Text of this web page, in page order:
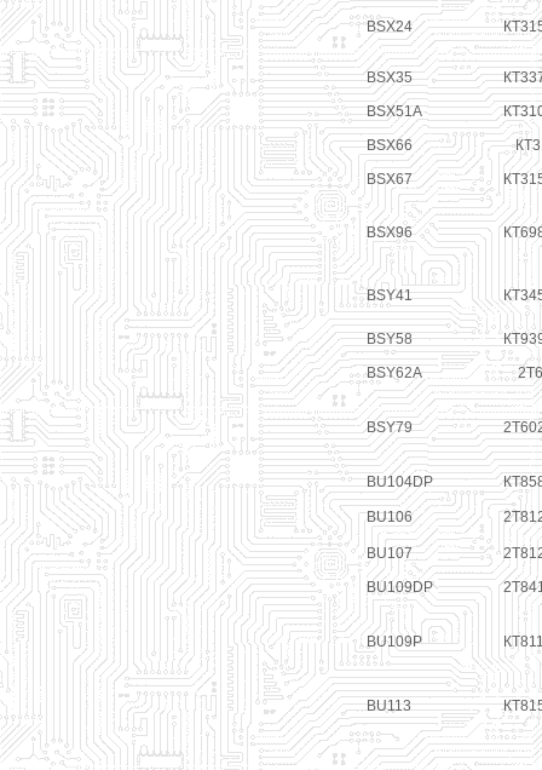
BSX24
BSX35
BSX51A
BSX66
BSX67
BSX96
BSY41
BSY58
BSY62A
BSY79
BU104DP
BU106
BU107
BU109DP
BU109P
BU113